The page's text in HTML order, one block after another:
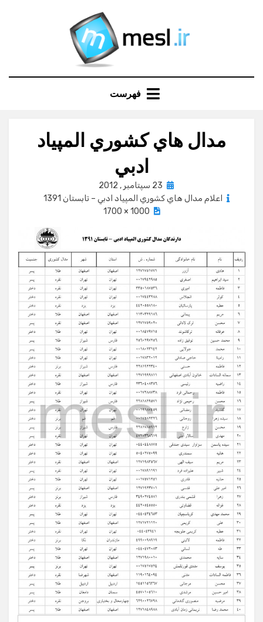
فهرست
مدال هاي كشوري المپياد
ادبي
Posted
on
23 سپتامبر , 2012
اعلام مدال هاي كشوري المپياد ادبي – تابستان 1391
1000 × 1700